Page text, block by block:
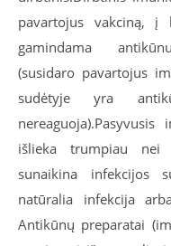
pavartojus vakciną, į
gamindama
(susidaro pavartojus
sudėtyje yra
išlieka trumpiau nei
sunaikina infekcijos
natūralia infekcija
Antikūnų preparatai